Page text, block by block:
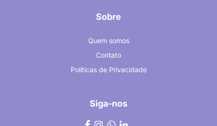
Sobre
Quem somos
Contato
Políticas de Privacidade
Siga-nos